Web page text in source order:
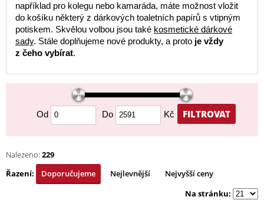
například pro kolegu nebo kamaráda, máte možnost vložit
do košíku některý z dárkových toaletních papírů s vtipným
potiskem. Skvělou volbou jsou také kosmetické dárkové
sady. Stále doplňujeme nové produkty, a proto je vždy
z čeho vybírat.
Od Do Kč FILTROVAT
Nalezeno: 229
Řazení:
Doporučujeme Nejlevnější
Nejvyšší ceny
Na stránku: